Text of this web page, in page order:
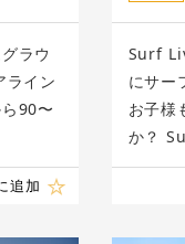
ラウ
ライン
90〜
追加
Surf
にサー
お子様
か？